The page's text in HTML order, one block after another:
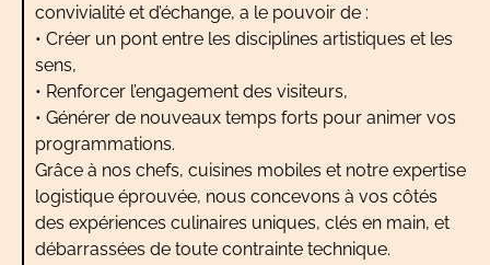
convivialité et d’échange, a le pouvoir de :
• Créer un pont entre les disciplines artistiques et les
sens,
• Renforcer l’engagement des visiteurs,
• Générer de nouveaux temps forts pour animer vos
programmations.
Grâce à nos chefs, cuisines mobiles et notre expertise
logistique éprouvée, nous concevons à vos côtés
des expériences culinaires uniques, clés en main, et
débarrassées de toute contrainte technique.